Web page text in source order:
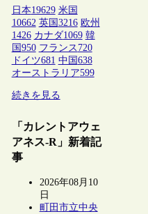
日本19629 米国
10662 英国 3216 欧州
1426 カナダ1069 韓
国 950 フランス 720
ドイツ681 中国 638
オーストラリア599
続きを見る
「カレントアウェ
アネス-R」新着記
事
2026年08月10
日
町田市立中央